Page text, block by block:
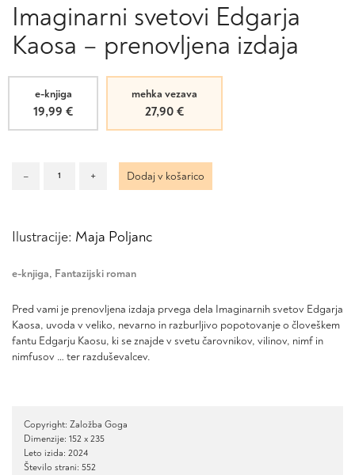
Imaginarni svetovi Edgarja
Kaosa – prenovljena izdaja
Ilustracije: Maja Poljanc
e-knjiga, Fantazijski roman
Pred vami je prenovljena izdaja prvega dela Imaginarnih svetov Edgarja
Kaosa, uvoda v veliko, nevarno in razburljivo popotovanje o človeškem
fantu Edgarju Kaosu, ki se znajde v svetu čarovnikov, vilinov, nimf in
nimfusov … ter razduševalcev.
e-knjiga
19,99 €
mehka vezava
27,90 €
–
Imaginarni
izdaja
+ Dodaj v košarico
Copyright: Založba Goga
Dimenzije: 152 x 235
Leto izida: 2024
Število strani: 552